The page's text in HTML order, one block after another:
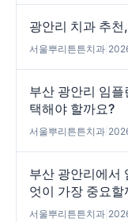
광안리 치과 추
서울뿌리튼튼치과
부산 광안리 임
택해야 할까요?
서울뿌리튼튼치과
부산 광안리에서
엇이 가장 중요할
서울뿌리튼튼치과